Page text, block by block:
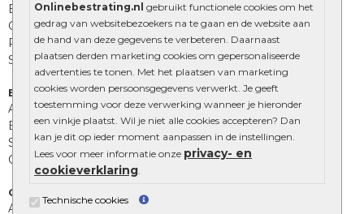
Onlinebestrating.nl gebruikt functionele cookies om het
gedrag van websitebezoekers na te gaan en de website aan
de hand van deze gegevens te verbeteren. Daarnaast
plaatsen derden marketing cookies om gepersonaliseerde
advertenties te tonen. Met het plaatsen van marketing
cookies worden persoonsgegevens verwerkt. Je geeft
toestemming voor deze verwerking wanneer je hieronder
een vinkje plaatst. Wil je niet alle cookies accepteren? Dan
kan je dit op ieder moment aanpassen in de instellingen.
Lees voor meer informatie onze privacy- en
cookieverklaring.
Technische cookies
Betonbielzen
Opsluitbanden
Palissades
Stapelblokken
Extra benodigdheden
Afwatering en diversen
Beplantings en betonelementen
Split, grind en zand
Oprit tegels
Overig
Aanbiedingen